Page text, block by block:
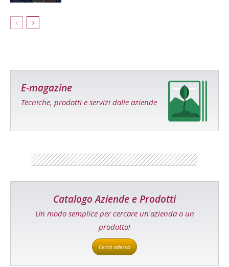
E-magazine
Tecniche, prodotti e servizi dalle aziende
Catalogo Aziende e Prodotti
Un modo semplice per cercare un'azienda o un
prodotto!
Cerca adesso